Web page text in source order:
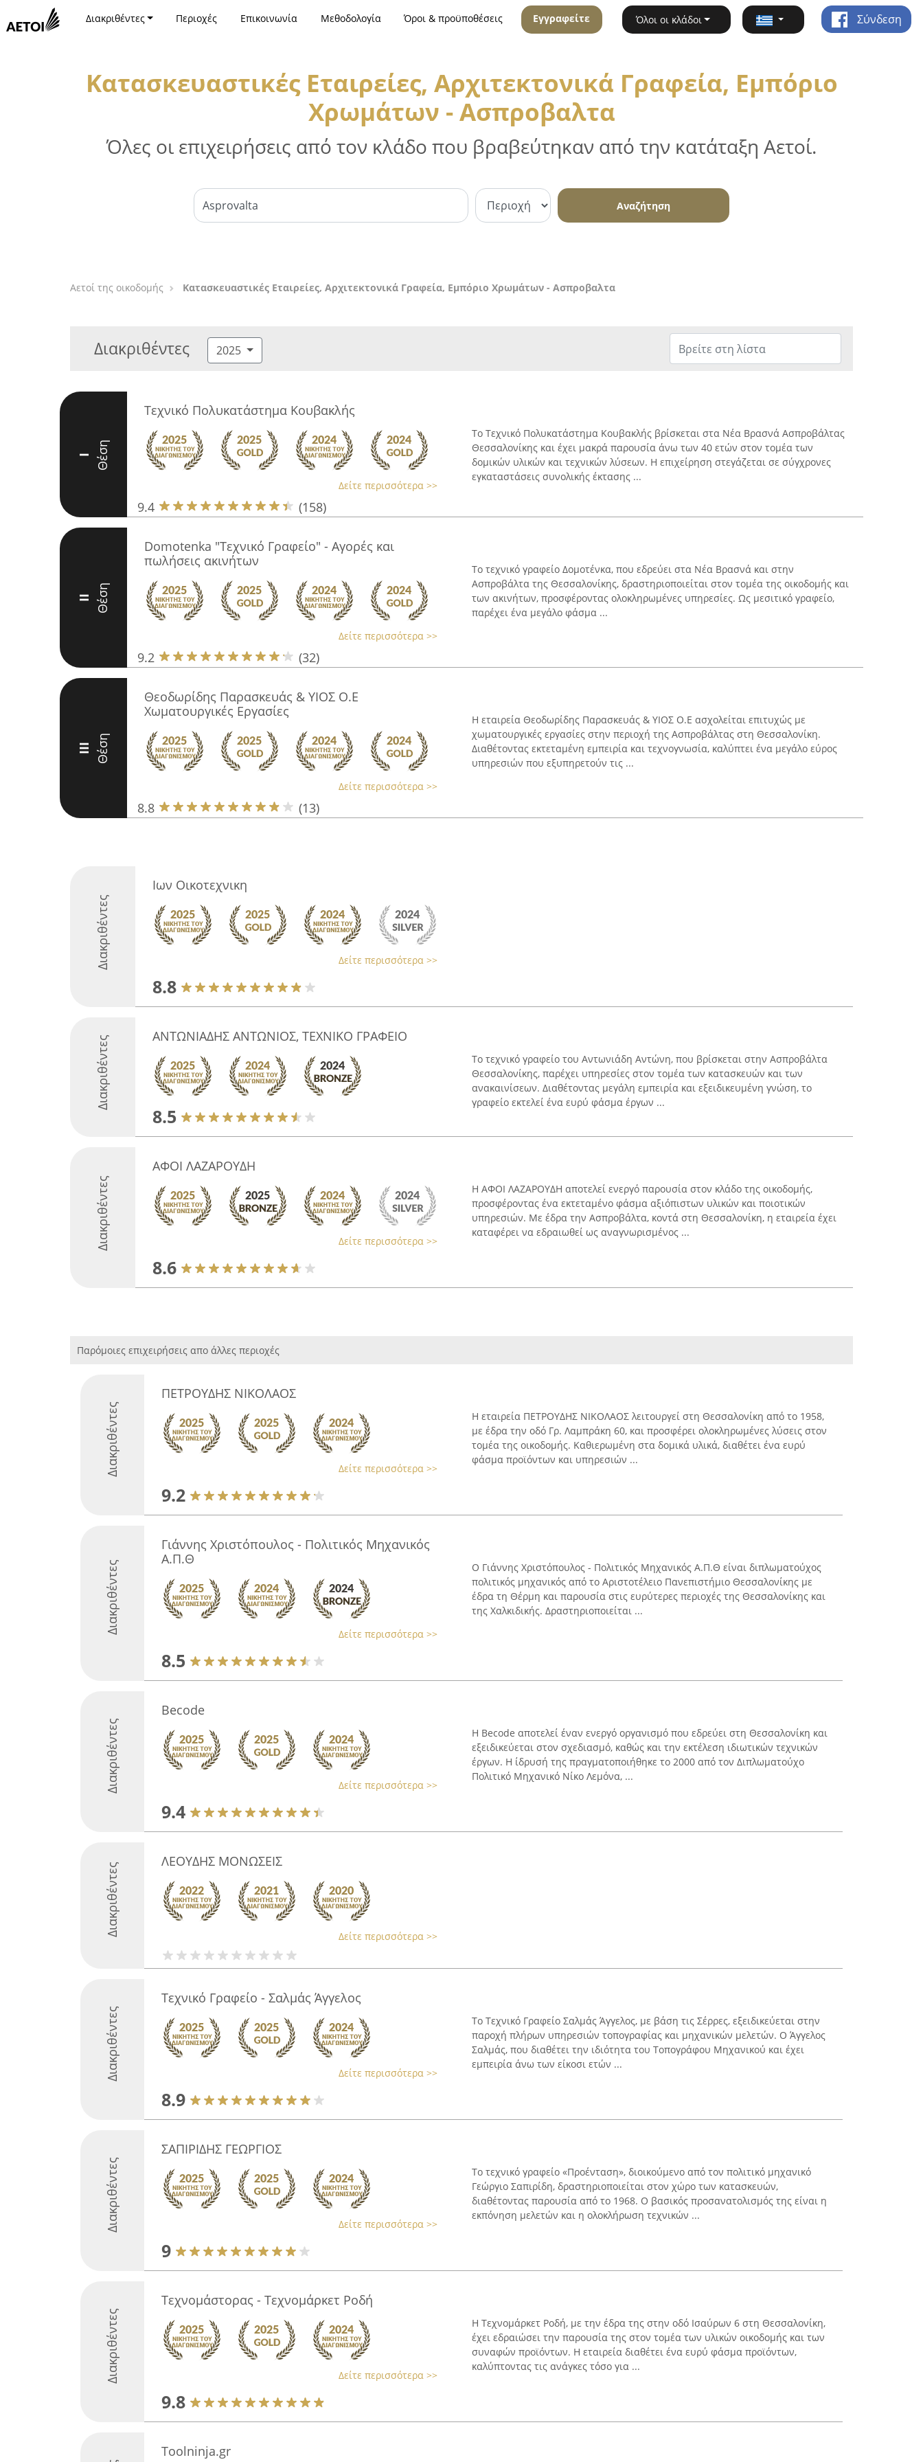
Διακριθέντες Περιοχές Επικοινωνία Μεθοδολογία Όροι & προϋποθέσεις Εγγραφείτε Όλοι οι κλάδοι Σύνδεση
Κατασκευαστικές Εταιρείες, Αρχιτεκτονικά Γραφεία, Εμπόριο
Χρωμάτων - Ασπροβαλτα
Όλες οι επιχειρήσεις από τον κλάδο που βραβεύτηκαν από την κατάταξη Αετοί.
Αναζήτηση
Αετοί της οικοδομής Κατασκευαστικές Εταιρείες, Αρχιτεκτονικά Γραφεία, Εμπόριο Χρωμάτων - Ασπροβαλτα
Διακριθέντες 2025
I Θέση
Τεχνικό Πολυκατάστημα Κουβακλής
Δείτε περισσότερα >>
9.4 (158)
Το Τεχνικό Πολυκατάστημα Κουβακλής βρίσκεται στα Νέα Βρασνά Ασπροβάλτας
Θεσσαλονίκης και έχει μακρά παρουσία άνω των 40 ετών στον τομέα των
δομικών υλικών και τεχνικών λύσεων. Η επιχείρηση στεγάζεται σε σύγχρονες
εγκαταστάσεις συνολικής έκτασης ...
II Θέση
Domotenka "Τεχνικό Γραφείο" - Αγορές και
πωλήσεις ακινήτων
Δείτε περισσότερα >>
9.2 (32)
Το τεχνικό γραφείο Δομοτένκα, που εδρεύει στα Νέα Βρασνά και στην
Ασπροβάλτα της Θεσσαλονίκης, δραστηριοποιείται στον τομέα της οικοδομής και
των ακινήτων, προσφέροντας ολοκληρωμένες υπηρεσίες. Ως μεσιτικό γραφείο,
παρέχει ένα μεγάλο φάσμα ...
III Θέση
Θεοδωρίδης Παρασκευάς & ΥΙΟΣ Ο.Ε
Χωματουργικές Εργασίες
Δείτε περισσότερα >>
8.8 (13)
Η εταιρεία Θεοδωρίδης Παρασκευάς & ΥΙΟΣ Ο.Ε ασχολείται επιτυχώς με
χωματουργικές εργασίες στην περιοχή της Ασπροβάλτας στη Θεσσαλονίκη.
Διαθέτοντας εκτεταμένη εμπειρία και τεχνογνωσία, καλύπτει ένα μεγάλο εύρος
υπηρεσιών που εξυπηρετούν τις ...
Διακριθέντες
Ιων Οικοτεχνικη
Δείτε περισσότερα >>
8.8
Διακριθέντες ΑΝΤΩΝΙΑΔΗΣ ΑΝΤΩΝΙΟΣ, ΤΕΧΝΙΚΟ ΓΡΑΦΕΙΟ
8.5
Το τεχνικό γραφείο του Αντωνιάδη Αντώνη, που βρίσκεται στην Ασπροβάλτα
Θεσσαλονίκης, παρέχει υπηρεσίες στον τομέα των κατασκευών και των
ανακαινίσεων. Διαθέτοντας μεγάλη εμπειρία και εξειδικευμένη γνώση, το
γραφείο εκτελεί ένα ευρύ φάσμα έργων ...
Διακριθέντες
ΑΦΟΙ ΛΑΖΑΡΟΥΔΗ
Δείτε περισσότερα >>
8.6
Η ΑΦΟΙ ΛΑΖΑΡΟΥΔΗ αποτελεί ενεργό παρουσία στον κλάδο της οικοδομής,
προσφέροντας ένα εκτεταμένο φάσμα αξιόπιστων υλικών και ποιοτικών
υπηρεσιών. Με έδρα την Ασπροβάλτα, κοντά στη Θεσσαλονίκη, η εταιρεία έχει
καταφέρει να εδραιωθεί ως αναγνωρισμένος ...
Παρόμοιες επιχειρήσεις απο άλλες περιοχές
Διακριθέντες
ΠΕΤΡΟΥΔΗΣ ΝΙΚΟΛΑΟΣ
Δείτε περισσότερα >>
9.2
Η εταιρεία ΠΕΤΡΟΥΔΗΣ ΝΙΚΟΛΑΟΣ λειτουργεί στη Θεσσαλονίκη από το 1958,
με έδρα την οδό Γρ. Λαμπράκη 60, και προσφέρει ολοκληρωμένες λύσεις στον
τομέα της οικοδομής. Καθιερωμένη στα δομικά υλικά, διαθέτει ένα ευρύ
φάσμα προϊόντων και υπηρεσιών ...
Διακριθέντες
Γιάννης Χριστόπουλος - Πολιτικός Μηχανικός
Α.Π.Θ
Δείτε περισσότερα >>
8.5
Ο Γιάννης Χριστόπουλος - Πολιτικός Μηχανικός Α.Π.Θ είναι διπλωματούχος
πολιτικός μηχανικός από το Αριστοτέλειο Πανεπιστήμιο Θεσσαλονίκης με
έδρα τη Θέρμη και παρουσία στις ευρύτερες περιοχές της Θεσσαλονίκης και
της Χαλκιδικής. Δραστηριοποιείται ...
Διακριθέντες
Becode
Δείτε περισσότερα >>
9.4
Η Becode αποτελεί έναν ενεργό οργανισμό που εδρεύει στη Θεσσαλονίκη και
εξειδικεύεται στον σχεδιασμό, καθώς και την εκτέλεση ιδιωτικών τεχνικών
έργων. Η ίδρυσή της πραγματοποιήθηκε το 2000 από τον Διπλωματούχο
Πολιτικό Μηχανικό Νίκο Λεμόνα, ...
Διακριθέντες
ΛΕΟΥΔΗΣ ΜΟΝΩΣΕΙΣ
Δείτε περισσότερα >>
Διακριθέντες
Τεχνικό Γραφείο - Σαλμάς Άγγελος
Δείτε περισσότερα >>
8.9
Το Τεχνικό Γραφείο Σαλμάς Άγγελος, με βάση τις Σέρρες, εξειδικεύεται στην
παροχή πλήρων υπηρεσιών τοπογραφίας και μηχανικών μελετών. Ο Άγγελος
Σαλμάς, που διαθέτει την ιδιότητα του Τοπογράφου Μηχανικού και έχει
εμπειρία άνω των είκοσι ετών ...
Διακριθέντες
ΣΑΠΙΡΙΔΗΣ ΓΕΩΡΓΙΟΣ
Δείτε περισσότερα >>
9
Το τεχνικό γραφείο «Προένταση», διοικούμενο από τον πολιτικό μηχανικό
Γεώργιο Σαπιρίδη, δραστηριοποιείται στον χώρο των κατασκευών,
διαθέτοντας παρουσία από το 1968. Ο βασικός προσανατολισμός της είναι η
εκπόνηση μελετών και η ολοκλήρωση τεχνικών ...
Διακριθέντες
Τεχνομάστορας - Τεχνομάρκετ Ροδή
Δείτε περισσότερα >>
9.8
Η Τεχνομάρκετ Ροδή, με την έδρα της στην οδό Ισαύρων 6 στη Θεσσαλονίκη,
έχει εδραιώσει την παρουσία της στον τομέα των υλικών οικοδομής και των
συναφών προϊόντων. Η εταιρεία διαθέτει ένα ευρύ φάσμα προϊόντων,
καλύπτοντας τις ανάγκες τόσο για ...
Toolninja.gr